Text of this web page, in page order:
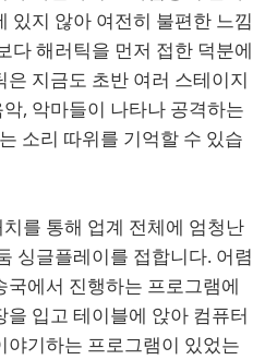
있지 않아 여전히 불편한 느낌
다 해러틱을 먼저 접한 덕분에
지금도 초반 여러 스테이지
, 악마들이 나타나 공격하는
소리 따위를 기억할 수 있습
를 통해 업계 전체에 엄청난
싱글플레이를 접합니다. 어렴
에서 진행하는 프로그램에
입고 테이블에 앉아 컴퓨터
야기하는 프로그램이 있었는